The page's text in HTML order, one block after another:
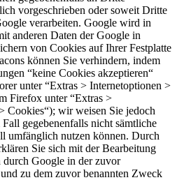
vorgeschrieben oder soweit Dritte
verarbeiten. Google wird in
anderen Daten der Google in
von Cookies auf Ihrer Festplatte
können Sie verhindern, indem
“keine Cookies akzeptieren“
unter “Extras > Internetoptionen >
Firefox unter “Extras >
Cookies“); wir weisen Sie jedoch
gegebenenfalls nicht sämtliche
umfänglich nutzen können. Durch
Sie sich mit der Bearbeitung
durch Google in der zuvor
zu dem zuvor benannten Zweck